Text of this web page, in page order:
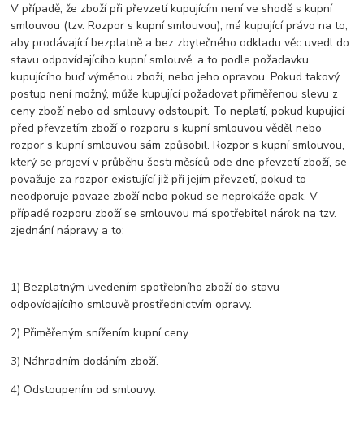
V případě, že zboží při převzetí kupujícím není ve shodě s kupní
smlouvou (tzv. Rozpor s kupní smlouvou), má kupující právo na to,
aby prodávající bezplatně a bez zbytečného odkladu věc uvedl do
stavu odpovídajícího kupní smlouvě, a to podle požadavku
kupujícího buď výměnou zboží, nebo jeho opravou. Pokud takový
postup není možný, může kupující požadovat přiměřenou slevu z
ceny zboží nebo od smlouvy odstoupit. To neplatí, pokud kupující
před převzetím zboží o rozporu s kupní smlouvou věděl nebo
rozpor s kupní smlouvou sám způsobil. Rozpor s kupní smlouvou,
který se projeví v průběhu šesti měsíců ode dne převzetí zboží, se
považuje za rozpor existující již při jejím převzetí, pokud to
neodporuje povaze zboží nebo pokud se neprokáže opak. V
případě rozporu zboží se smlouvou má spotřebitel nárok na tzv.
zjednání nápravy a to:
1) Bezplatným uvedením spotřebního zboží do stavu
odpovídajícího smlouvě prostřednictvím opravy.
2) Přiměřeným snížením kupní ceny.
3) Náhradním dodáním zboží.
4) Odstoupením od smlouvy.